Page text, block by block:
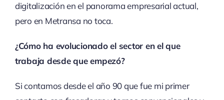
digitalización en el panorama empresarial actual,
pero en Metransa no toca.
¿Cómo ha evolucionado el sector en el que
trabaja desde que empezó?
Si contamos desde el año 90 que fue mi primer